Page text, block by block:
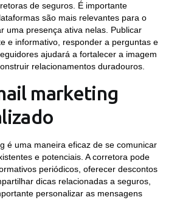
de seguros. É importante
são mais relevantes para o
uma presença ativa nelas. Publicar
e informativo, responder a perguntas e
ajudará a fortalecer a imagem
relacionamentos duradouros.
marketing
é uma maneira eficaz de se comunicar
e potenciais. A corretora pode
periódicos, oferecer descontos
dicas relacionadas a seguros,
personalizar as mensagens